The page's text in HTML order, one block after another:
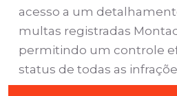
acesso a um
multas registradas
permitindo um controle
status de todas as